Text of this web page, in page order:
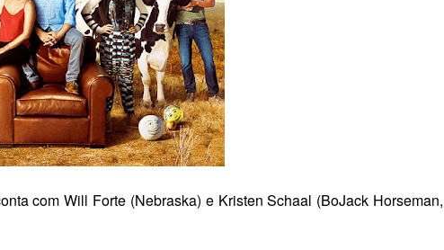
com Will Forte (Nebraska) e Kristen Schaal (BoJack Horseman,